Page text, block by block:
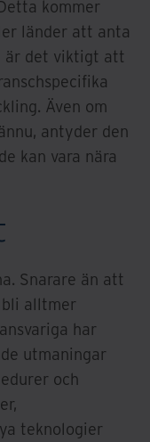
kommer
länder att anta
är det viktigt att
Även om
antyder den
kan vara nära
Snarare än att
bli alltmer
har
utmaningar
och
teknologier